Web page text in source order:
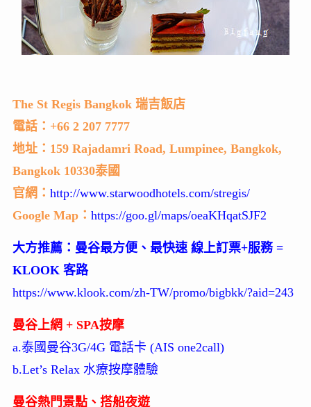
The St Regis Bangkok 瑞吉飯店
電話：+66 2 207 7777
地址：159 Rajadamri Road, Lumpinee, Bangkok,
Bangkok 10330泰國
官網： http://www.starwoodhotels.com/stregis/
Google Map： https://goo.gl/maps/oeaKHqatSJF2
大方推薦：曼谷最方便、最快速 線上訂票+服務 =
KLOOK 客路
https://www.klook.com/zh-TW/promo/bigbkk/?aid=243
曼谷上網 + SPA按摩
a.泰國曼谷3G/4G 電話卡 (AIS one2call)
b.Let’s Relax 水療按摩體驗
曼谷熱門景點、搭船夜遊